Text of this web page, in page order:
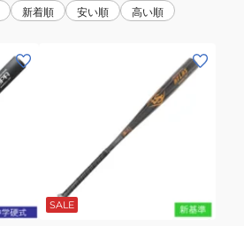
新着順 安い順 高い順
SALE